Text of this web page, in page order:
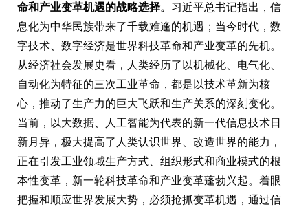
命和产业变革机遇的战略选择。 习近平总书记指出，信
息化为中华民族带来了千载难逢的机遇；当今时代，数
字技术、数字经济是世界科技革命和产业变革的先机。
从经济社会发展史看，人类经历了以机械化、电气化、
自动化为特征的三次工业革命，都是以技术革新为核
心，推动了生产力的巨大飞跃和生产关系的深刻变化。
当前，以大数据、人工智能为代表的新一代信息技术日
新月异，极大提高了人类认识世界、改造世界的能力，
正在引发工业领域生产方式、组织形式和商业模式的根
本性变革，新一轮科技革命和产业变革蓬勃兴起。着眼
把握和顺应世界发展大势，必须抢抓变革机遇，通过信